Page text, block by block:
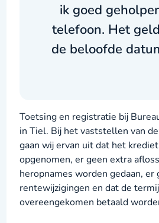
ik goed
telefoon. Het
de beloofde
Toetsing en registratie bij
in Tiel. Bij het vaststellen van
gaan wij ervan uit dat het
opgenomen, er geen extra
heropnames worden gedaan, er
rentewijzigingen en dat de
overeengekomen betaald